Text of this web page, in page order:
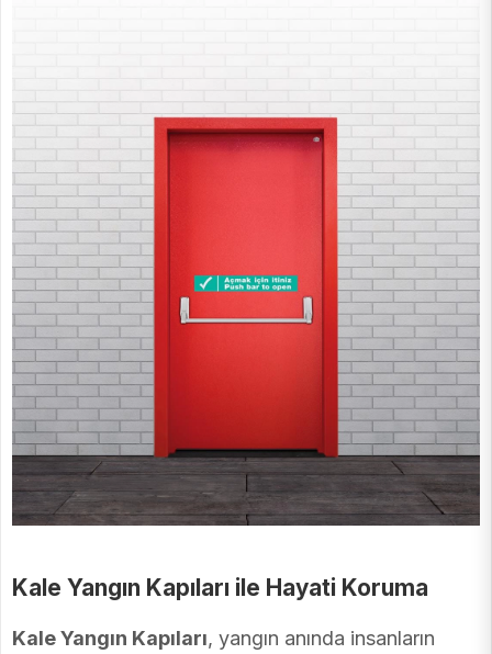
Kale Yangın Kapıları ile Hayati Koruma
Kale Yangın Kapıları, yangın anında insanların